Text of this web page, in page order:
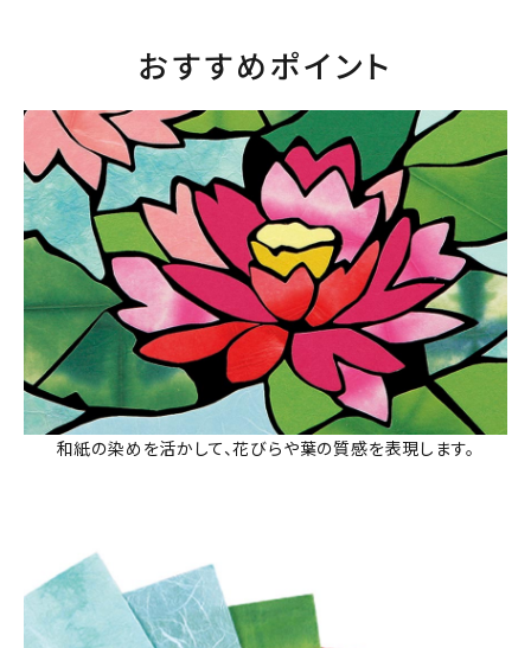
おすすめポイント
和紙の染めを活かして、花びらや葉の質感を表現します。